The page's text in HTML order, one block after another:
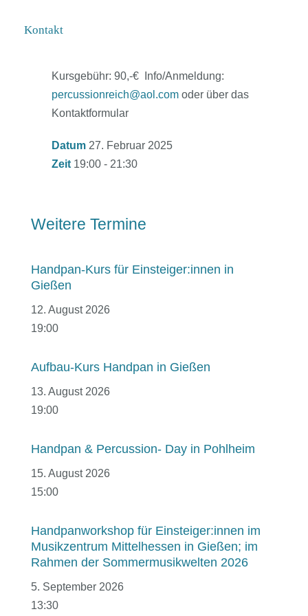
Kursgebühr: 90,-€ Info/Anmeldung:
percussionreich@aol.comoder über das
Kontaktformular
Datum 27. Februar 2025
Zeit 19:00 - 21:30
Weitere Termine
Handpan-Kurs für Einsteiger:innen in
Gießen
12. August 2026
19:00
Aufbau-Kurs Handpan in Gießen
13. August 2026
19:00
Handpan & Percussion- Day in Pohlheim
15. August 2026
15:00
Handpanworkshop für Einsteiger:innen im
Musikzentrum Mittelhessen in Gießen; im
Rahmen der Sommermusikwelten 2026
5. September 2026
13:30
Kontakt